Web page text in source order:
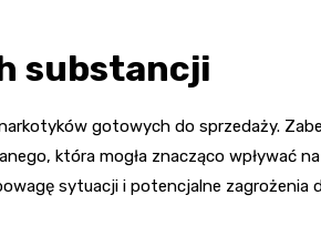
substancji
gotowych do sprzedaży.
która mogła znacząco wpływać
sytuacji i potencjalne zagrożenia